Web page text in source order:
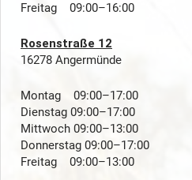
Freitag 09:00–16:00
Rosenstraße 12
16278 Angermünde
Montag 09:00–17:00
Dienstag 09:00–17:00
Mittwoch 09:00–13:00
Donnerstag 09:00–17:00
Freitag 09:00–13:00